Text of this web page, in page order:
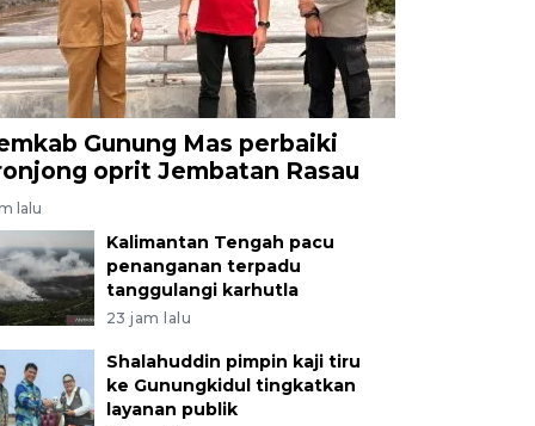
Gunung Mas perbaiki
oprit Jembatan Rasau
lalu
Kalimantan Tengah pacu
penanganan terpadu
tanggulangi karhutla
23 jam lalu
Shalahuddin pimpin kaji tiru
ke Gunungkidul tingkatkan
layanan publik